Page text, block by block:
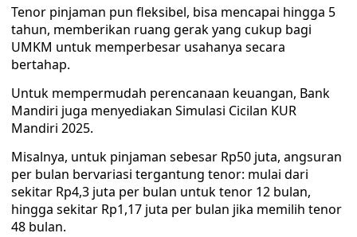
Tenor pinjaman pun fleksibel, bisa mencapai hingga 5
tahun, memberikan ruang gerak yang cukup bagi
UMKM untuk memperbesar usahanya secara
bertahap.
Untuk mempermudah perencanaan keuangan, Bank
Mandiri juga menyediakan Simulasi Cicilan KUR
Mandiri 2025.
Misalnya, untuk pinjaman sebesar Rp50 juta, angsuran
per bulan bervariasi tergantung tenor: mulai dari
sekitar Rp4,3 juta per bulan untuk tenor 12 bulan,
hingga sekitar Rp1,17 juta per bulan jika memilih tenor
48 bulan.